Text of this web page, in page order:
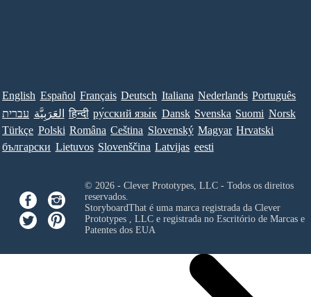
English Español Français Deutsch Italiana Nederlands Português
עברית العَرَبِيَّة हिन्दी ру́сский язы́к Dansk Svenska Suomi Norsk
Türkçe Polski Româna Ceština Slovenský Magyar Hrvatski
български Lietuvos Slovenščina Latvijas eesti
© 2026 - Clever Prototypes, LLC - Todos os direitos
reservados.
StoryboardThat é uma marca registrada da Clever
Prototypes , LLCe registrada no Escritório de Marcas e
Patentes dos EUA